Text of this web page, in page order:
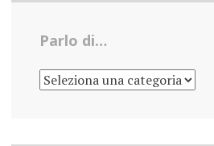
Parlo di…
PARLO
DI…